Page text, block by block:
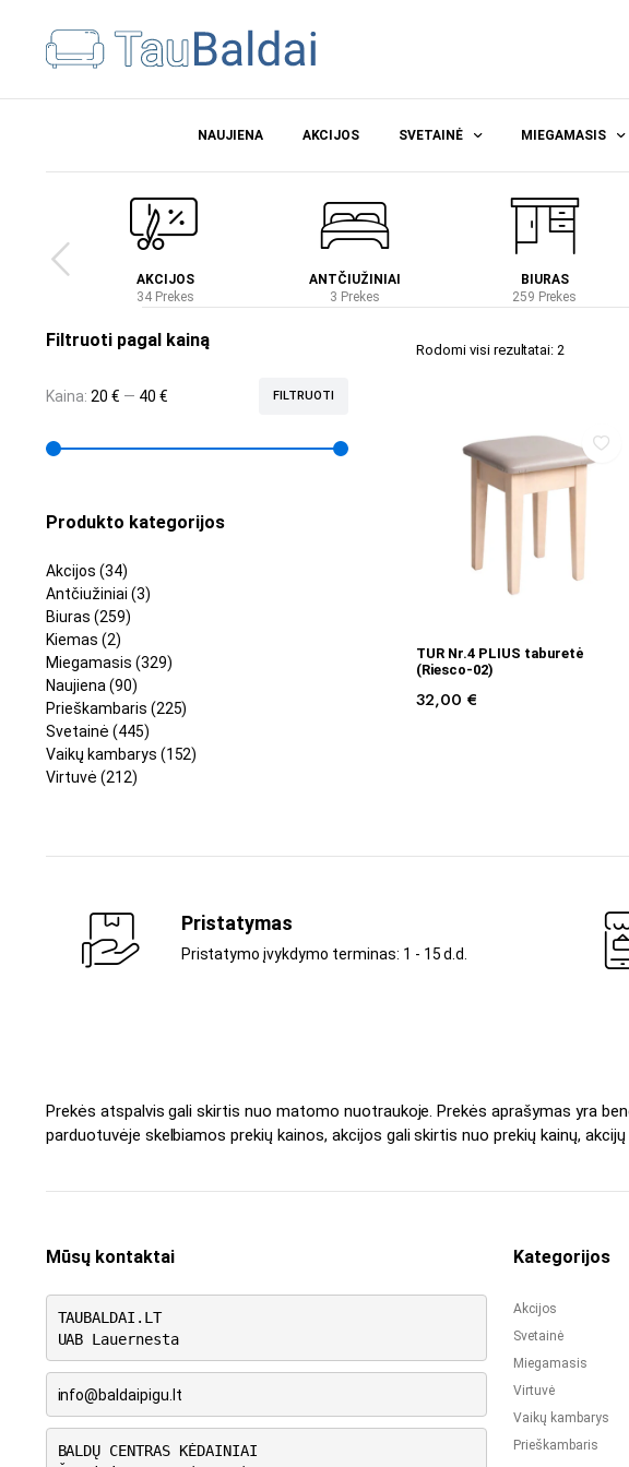
NAUJIENA AKCIJOS SVETAINĖ MIEGAMASIS
AKCIJOS
34 Prekes
ANTČIUŽINIAI
3 Prekes
BIURAS
259 Prekes
Rodomi visi rezultatai: 2
Į KREPŠELĮ
TUR Nr.4 PLIUS taburetė
(Riesco-02)
32,00 €
Filtruoti pagal kainą
FILTRUOTI
Kaina: 20 € — 40 €
Produkto kategorijos
Akcijos (34)
Antčiužiniai (3)
Biuras (259)
Kiemas (2)
Miegamasis (329)
Naujiena (90)
Prieškambaris (225)
Svetainė (445)
Vaikų kambarys (152)
Virtuvė (212)
Pristatymas
Pristatymo įvykdymo terminas: 1 - 15 d.d.
Prekės atspalvis gali skirtis nuo matomo nuotraukoje. Prekės aprašymas yra
parduotuvėje skelbiamos prekių kainos, akcijos gali skirtis nuo prekių kainų,
Mūsų kontaktai
TAUBALDAI.LT
UAB Lauernesta
info@baldaipigu.lt
BALDŲ CENTRAS KĖDAINIAI
Kategorijos
Akcijos
Svetainė
Miegamasis
Virtuvė
Vaikų kambarys
Prieškambaris